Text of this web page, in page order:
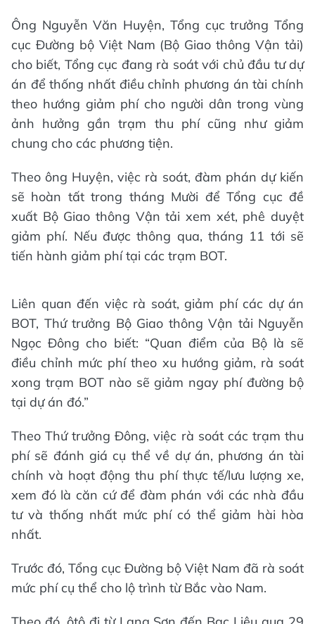
Ông Nguyễn Văn Huyện, Tổng cục trưởng Tổng
cục Đường bộ Việt Nam (Bộ Giao thông Vận tải)
cho biết, Tổng cục đang rà soát với chủ đầu tư dự
án để thống nhất điều chỉnh phương án tài chính
theo hướng giảm phí cho người dân trong vùng
ảnh hưởng gần trạm thu phí cũng như giảm
chung cho các phương tiện.
Theo ông Huyện, việc rà soát, đàm phán dự kiến
sẽ hoàn tất trong tháng Mười để Tổng cục đề
xuất Bộ Giao thông Vận tải xem xét, phê duyệt
giảm phí. Nếu được thông qua, tháng 11 tới sẽ
tiến hành giảm phí tại các trạm BOT.
Liên quan đến việc rà soát, giảm phí các dự án
BOT, Thứ trưởng Bộ Giao thông Vận tải Nguyễn
Ngọc Đông cho biết: “Quan điểm của Bộ là sẽ
điều chỉnh mức phí theo xu hướng giảm, rà soát
xong trạm BOT nào sẽ giảm ngay phí đường bộ
tại dự án đó.”
Theo Thứ trưởng Đông, việc rà soát các trạm thu
phí sẽ đánh giá cụ thể về dự án, phương án tài
chính và hoạt động thu phí thực tế/lưu lượng xe,
xem đó là căn cứ để đàm phán với các nhà đầu
tư và thống nhất mức phí có thể giảm hài hòa
nhất.
Trước đó, Tổng cục Đường bộ Việt Nam đã rà soát
mức phí cụ thể cho lộ trình từ Bắc vào Nam.